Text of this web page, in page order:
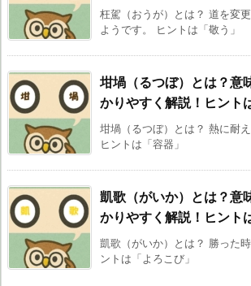
枉駕（おうが）とは？ 道を変
ようです。 ヒントは「敬う」
坩堝（るつぼ）とは？意
かりやすく解説！ヒント
坩堝（るつぼ）とは？ 熱に耐え
ヒントは「容器」
凱歌（がいか）とは？意
かりやすく解説！ヒント
凱歌（がいか）とは？ 勝った
ントは「よろこび」